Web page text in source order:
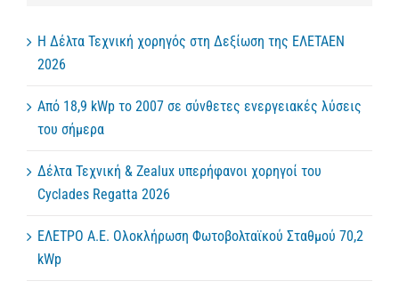
Η Δέλτα Τεχνική χορηγός στη Δεξίωση της ΕΛΕΤΑΕΝ
2026
Από 18,9 kWp το 2007 σε σύνθετες ενεργειακές λύσεις
του σήμερα
Δέλτα Τεχνική & Zealux υπερήφανοι χορηγοί του
Cyclades Regatta 2026
ΕΛΕΤΡΟ Α.Ε. Ολοκλήρωση Φωτοβολταϊκού Σταθμού 70,2
kWp